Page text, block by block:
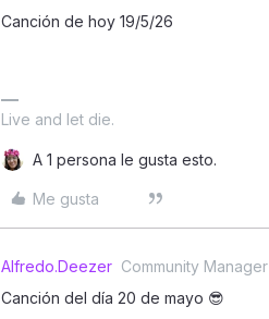
Canción de hoy 19/5/26
Live and let die.
A 1 persona le gusta esto.
Me gusta
Alfredo.Deezer Community Manager
Canción del día 20 de mayo 😎